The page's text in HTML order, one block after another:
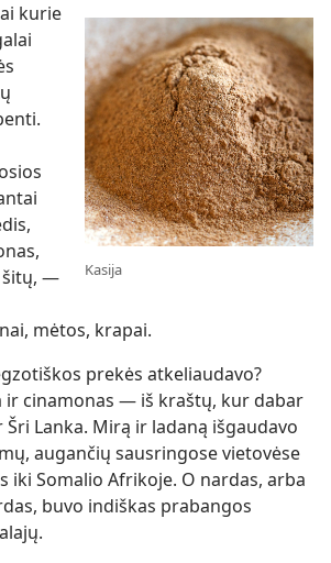
Kasija
kurie
šitų, —
mėtos, krapai.
prekės atkeliaudavo?
ir cinamonas — iš kraštų, kur dabar
Lanka. Mirą ir ladaną išgaudavo
augančių sausringose vietovėse
iki Somalio Afrikoje. O nardas, arba
buvo indiškas prabangos